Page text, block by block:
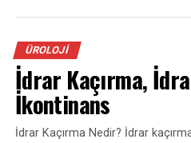
cinsel yolla bulaşan
olduğunu bildiren çalışmaların
kanserinin sünnet olmayan
erkeklere kıyasla daha fazla
ÜROLOJI
İdrar Kaçırma,
İkontinans
İdrar Kaçırma Nedir? İdrar